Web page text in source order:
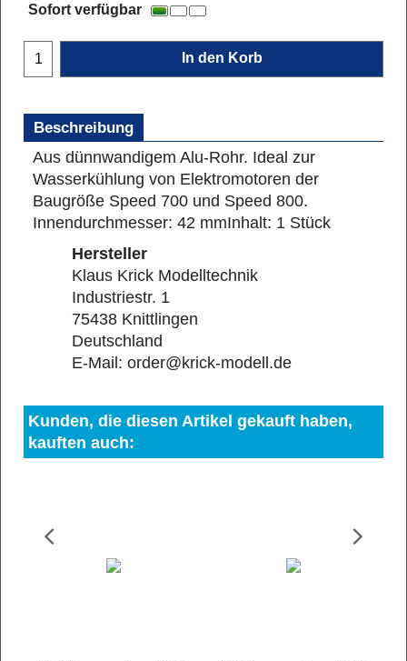
Sofort verfügbar
In den Korb
Beschreibung
Aus dünnwandigem Alu-Rohr. Ideal zur
Wasserkühlung von Elektromotoren der
Baugröße Speed 700 und Speed 800.
Innendurchmesser: 42 mmInhalt: 1 Stück
Hersteller
Klaus Krick Modelltechnik
Industriestr. 1
75438 Knittlingen
Deutschland
E-Mail: order@krick-modell.de
Kunden, die diesen Artikel gekauft haben,
kauften auch: